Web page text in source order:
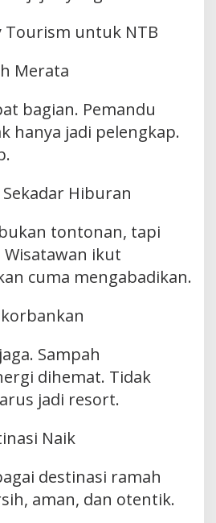
Tourism untuk NTB
Merata
bagian. Pemandu
hanya jadi pelengkap.
Hiburan
tontonan, tapi
ikut
cuma mengabadikan.
Sampah
dihemat. Tidak
jadi resort.
Naik
destinasi ramah
aman, dan otentik.